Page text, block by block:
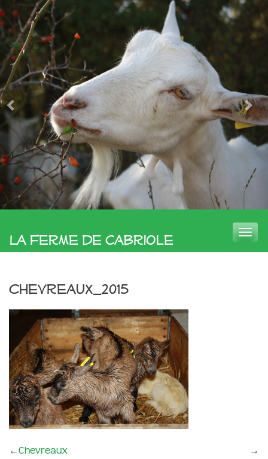
La Ferme de Cabriole
Toggle
chevreaux_2015
←Chevreaux →